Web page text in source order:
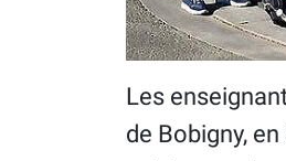
Les
de Bobigny,